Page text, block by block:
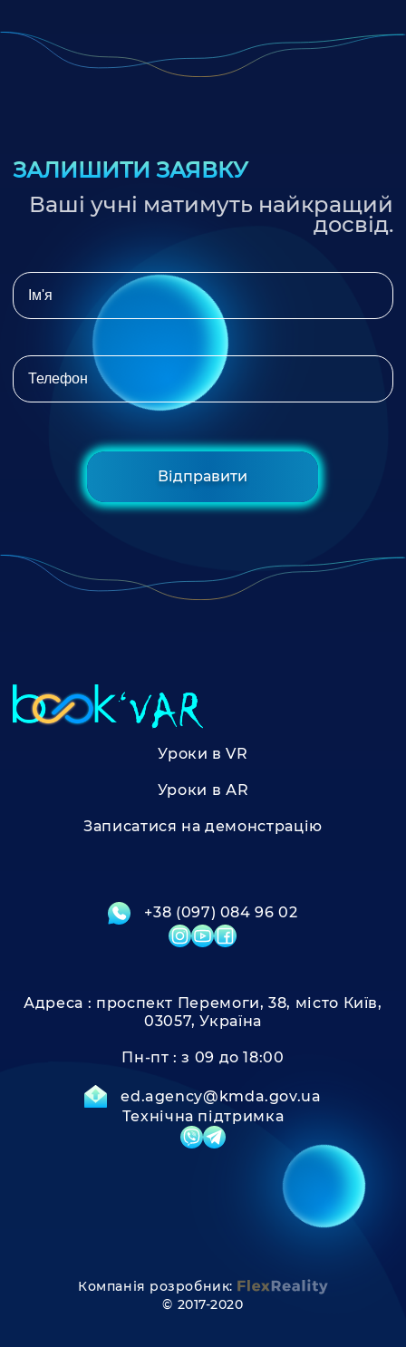
ЗАЛИШИТИ ЗАЯВКУ
Ваші учні матимуть найкращий
досвід.
Відправити
Уроки в VR
Уроки в АR
Записатися на демонстрацію
Адреса : проспект Перемоги, 38, місто Київ,
03057, Україна
Пн-пт : з 09 до 18:00
ed.agency@kmda.gov.ua
+38 (097) 084 96 02
Технічна підтримка
Компанія розробник:
© 2017-2020